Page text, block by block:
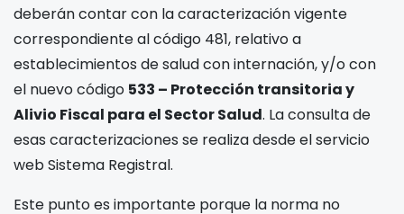
deberán contar con la caracterización vigente
correspondiente al código 481, relativo a
establecimientos de salud con internación, y/o con
el nuevo código 533 – Protección transitoria y
Alivio Fiscal para el Sector Salud. La consulta de
esas caracterizaciones se realiza desde el servicio
web Sistema Registral.
Este punto es importante porque la norma no